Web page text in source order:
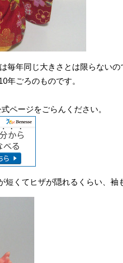
毎年同じ大きさとは限らない
年ごろのものです。
ページをごらんください。
短くてヒザが隠れるくらい、袖